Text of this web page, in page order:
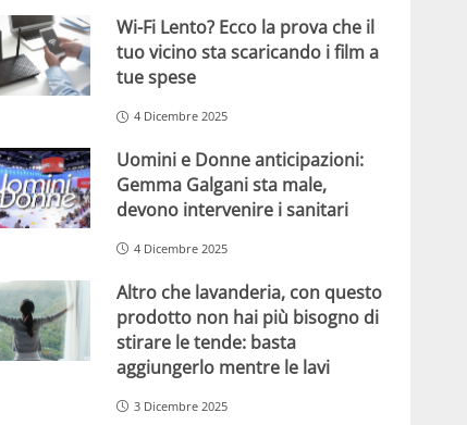
Wi-Fi Lento? Ecco la prova che il
tuo vicino sta scaricando i film a
tue spese
4 Dicembre 2025
Uomini e Donne anticipazioni:
Gemma Galgani sta male,
devono intervenire i sanitari
4 Dicembre 2025
Altro che lavanderia, con questo
prodotto non hai più bisogno di
stirare le tende: basta
aggiungerlo mentre le lavi
3 Dicembre 2025